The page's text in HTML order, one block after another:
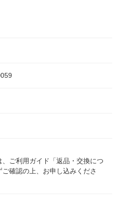
、ご利用ガイド「返品・交換につ
ご確認の上、お申し込みくださ